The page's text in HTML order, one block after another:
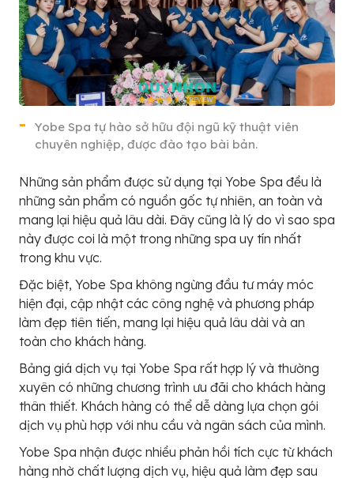
Yobe Spa tự hào sở hữu đội ngũ kỹ thuật viên
chuyên nghiệp, được đào tạo bài bản.
Những sản phẩm được sử dụng tại Yobe Spa đều là
những sản phẩm có nguồn gốc tự nhiên, an toàn và
mang lại hiệu quả lâu dài. Đây cũng là lý do vì sao spa
này được coi là một trong những spa uy tín nhất
trong khu vực.
Đặc biệt, Yobe Spa không ngừng đầu tư máy móc
hiện đại, cập nhật các công nghệ và phương pháp
làm đẹp tiên tiến, mang lại hiệu quả lâu dài và an
toàn cho khách hàng.
Bảng giá dịch vụ tại Yobe Spa rất hợp lý và thường
xuyên có những chương trình ưu đãi cho khách hàng
thân thiết. Khách hàng có thể dễ dàng lựa chọn gói
dịch vụ phù hợp với nhu cầu và ngân sách của mình.
Yobe Spa nhận được nhiều phản hồi tích cực từ khách
hàng nhờ chất lượng dịch vụ, hiệu quả làm đẹp sau